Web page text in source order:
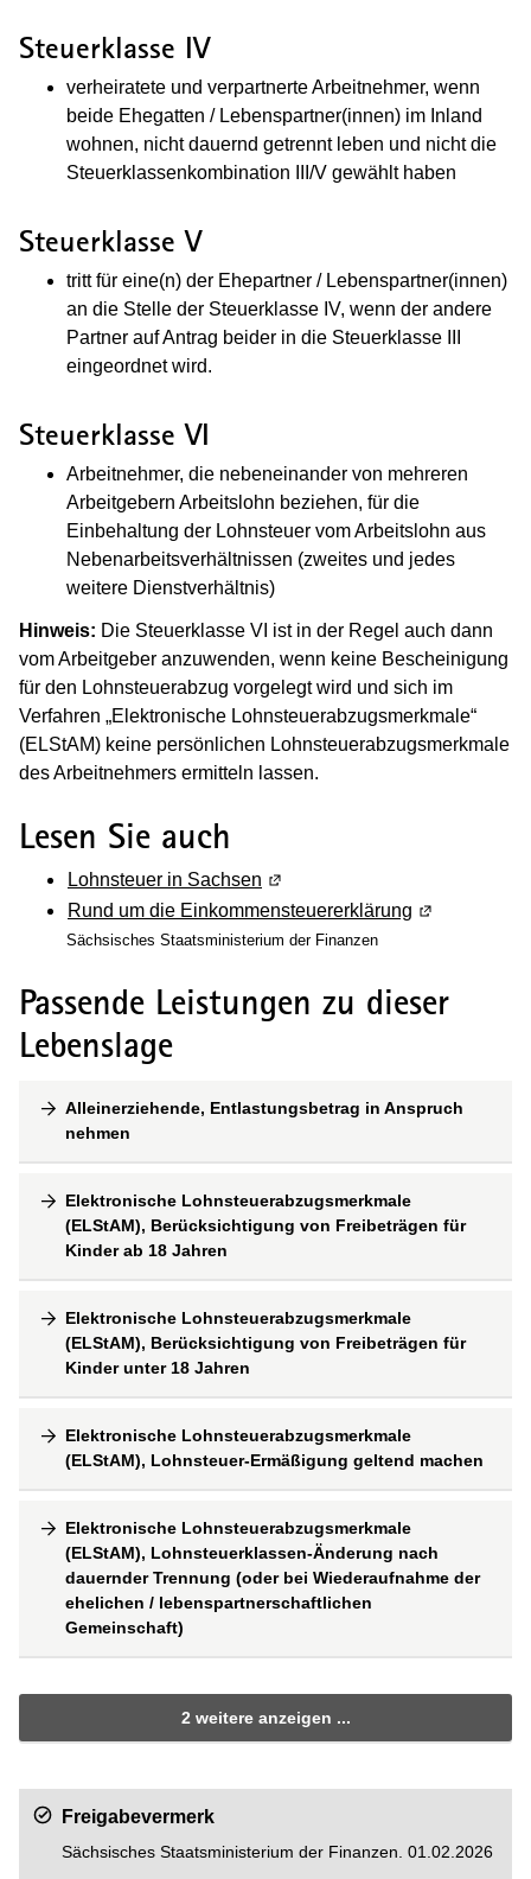
Steuerklasse IV
verheiratete und verpartnerte Arbeitnehmer, wenn
beide Ehegatten / Lebenspartner(innen) im Inland
wohnen, nicht dauernd getrennt leben und nicht die
Steuerklassenkombination III/V gewählt haben
Steuerklasse V
tritt für eine(n) der Ehepartner / Lebenspartner(innen)
an die Stelle der Steuerklasse IV, wenn der andere
Partner auf Antrag beider in die Steuerklasse III
eingeordnet wird.
Steuerklasse VI
Arbeitnehmer, die nebeneinander von mehreren
Arbeitgebern Arbeitslohn beziehen, für die
Einbehaltung der Lohnsteuer vom Arbeitslohn aus
Nebenarbeitsverhältnissen (zweites und jedes
weitere Dienstverhältnis)
Hinweis: Die Steuerklasse VI ist in der Regel auch dann
vom Arbeitgeber anzuwenden, wenn keine Bescheinigung
für den Lohnsteuerabzug vorgelegt wird und sich im
Verfahren „Elektronische Lohnsteuerabzugsmerkmale“
(ELStAM) keine persönlichen Lohnsteuerabzugsmerkmale
des Arbeitnehmers ermitteln lassen.
Lesen Sie auch
Lohnsteuer in Sachsen (Wird in einem neuen Fenster
Rund um die Einkommensteuererklärung (Wird in
Sächsisches Staatsministerium der Finanzen
Passende Leistungen zu dieser
Lebenslage
Alleinerziehende, Entlastungsbetrag in Anspruch
nehmen
Elektronische Lohnsteuerabzugsmerkmale
(ELStAM), Berücksichtigung von Freibeträgen für
Kinder ab 18 Jahren
Elektronische Lohnsteuerabzugsmerkmale
(ELStAM), Berücksichtigung von Freibeträgen für
Kinder unter 18 Jahren
Elektronische Lohnsteuerabzugsmerkmale
(ELStAM), Lohnsteuer-Ermäßigung geltend machen
Elektronische Lohnsteuerabzugsmerkmale
(ELStAM), Lohnsteuerklassen-Änderung nach
dauernder Trennung (oder bei Wiederaufnahme der
ehelichen / lebenspartnerschaftlichen
Gemeinschaft)
2 weitere anzeigen ...
Freigabevermerk
Sächsisches Staatsministerium der Finanzen. 01.02.2026